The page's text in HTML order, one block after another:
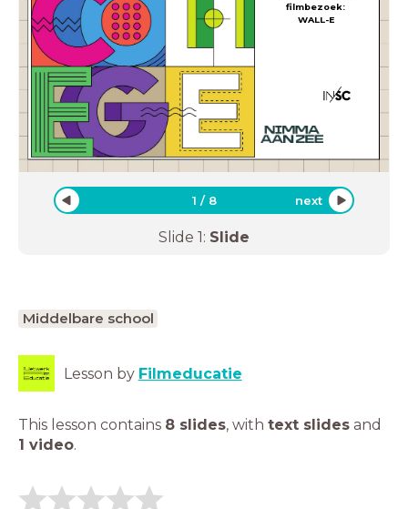
filmbezoek:
WALL-E
1 / 8 next
Slide 1: Slide
Middelbare school
Lesson by Filmeducatie
This lesson contains 8 slides, with text slides and
1 video.